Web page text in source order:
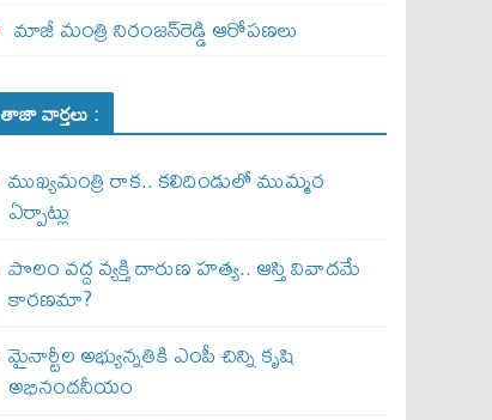
మాజీ మంత్రి నిరంజన్‌రెడ్డి ఆరోపణలు
తాజా వార్తలు :
ముఖ్యమంత్రి రాక.. కలిదిండులో ముమ్మర
ఏర్పాట్లు
పొలం వద్ద వ్యక్తి దారుణ హత్య.. ఆస్తి వివాదమే
కారణమా?
మైనార్టీల అభ్యున్నతికి ఎంపీ చిన్ని కృషి
అభినందనీయం